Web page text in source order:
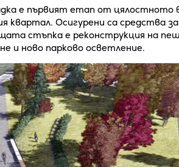
е първият етап от цялостното
квартал. Осигурени са средства
стъпка е реконструкция на
и ново парково осветление.